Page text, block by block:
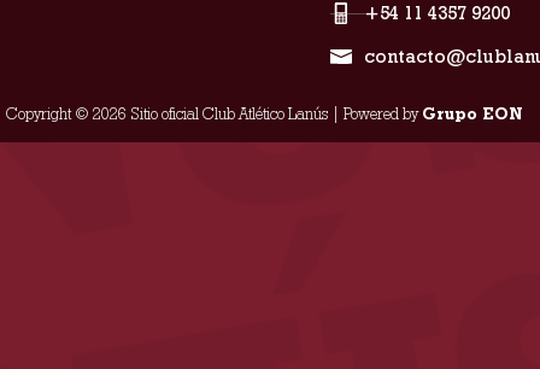
+54 11 4357 9200
Copyright © 2026 Sitio oficial Club Atlético Lanús | Powered byGrupo EON